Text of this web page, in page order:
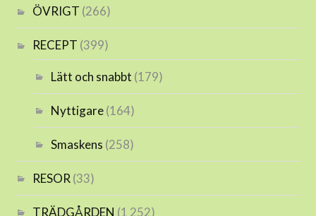
ÖVRIGT (266)
RECEPT (399)
Lätt och snabbt (179)
Nyttigare(164)
Smaskens (258)
RESOR (33)
TRÄDGÅRDEN (1 252)